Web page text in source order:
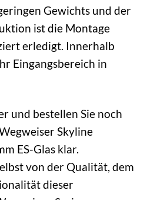
Gewichts und der
ist die Montage
erledigt. Innerhalb
Eingangsbereich in
und bestellen Sie noch
Skyline
ES-Glas klar.
von der Qualität, dem
dieser